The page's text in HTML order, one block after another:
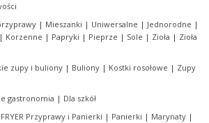
| Mieszanki | Uniwersalne | Jednorodne |
| Korzenne | Papryki | Pieprze | Sole | Zioła | Zioła
zupy i buliony | Buliony | Kostki rosołowe | Zupy
gastronomia | Dla szkół
FRYER Przyprawy i Panierki | Panierki | Marynaty |